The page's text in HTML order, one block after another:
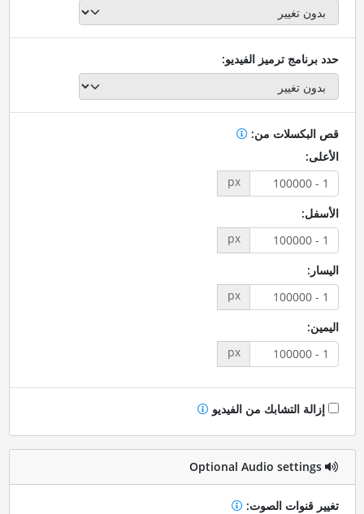
حدد برنامج ترميز الفيديو:
قص البكسلات من:
الأعلى:
px
الأسفل:
px
اليسار:
px
اليمين:
px
إزالة التشابك من الفيديو
Optional Audio settings
تغيير قنوات الصوت: